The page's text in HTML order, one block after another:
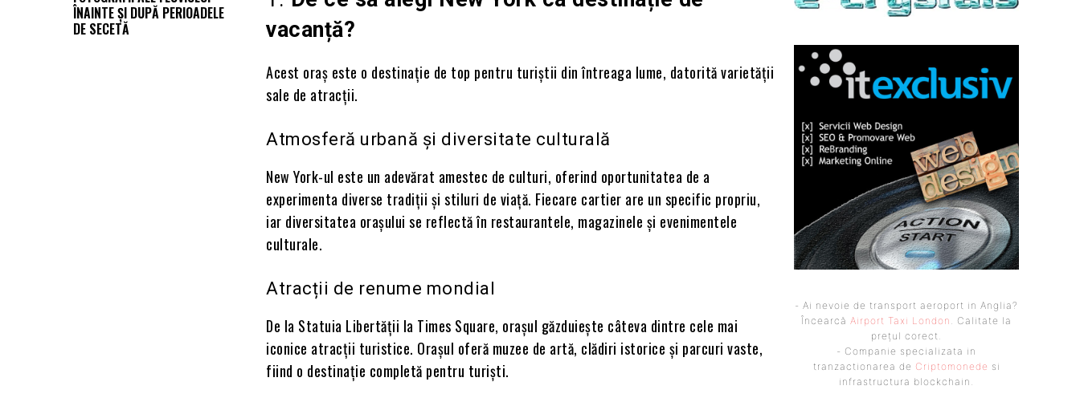
ÎNAINTE ȘI DUPĂ PERIOADELE
DE SECETĂ
vacanță?
Acest oraș este o destinație de top pentru turiștii din întreaga lume, datorită varietății
sale de atracții.
Atmosferă urbană și diversitate culturală
New York-ul este un adevărat amestec de culturi, oferind oportunitatea de a
experimenta diverse tradiții și stiluri de viață. Fiecare cartier are un specific propriu,
iar diversitatea orașului se reflectă în restaurantele, magazinele și evenimentele
culturale.
Atracții de renume mondial
De la Statuia Libertății la Times Square, orașul găzduiește câteva dintre cele mai
iconice atracții turistice. Orașul oferă muzee de artă, clădiri istorice și parcuri vaste,
fiind o destinație completă pentru turiști.
- Ai nevoie de transport aeroport in Anglia?
Încearcă Airport Taxi London . Calitate la
prețul corect.
- Companie specializata in
tranzactionarea de Criptomonede si
infrastructura blockchain.